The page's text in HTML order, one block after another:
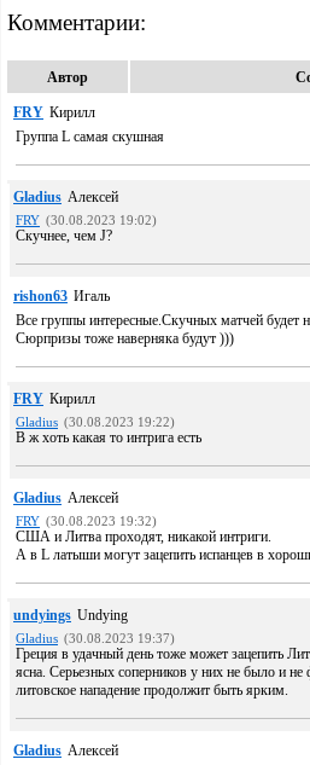
Комментарии:
Автор
FRY Кирилл
Группа L самая скушная
Gladius Алексей
FRY (30.08.2023 19:02)
Cкучнее, чем J?
rishon63 Игаль
Все группы интересные.Скучных матчей будет
Сюрпризы тоже наверняка будут )))
FRY Кирилл
Gladius (30.08.2023 19:22)
В ж хоть какая то интрига есть
Gladius Алексей
FRY (30.08.2023 19:32)
CША и Литва проходят, никакой интриги.
А в L латыши могут зацепить испанцев в
undyings Undying
Gladius (30.08.2023 19:37)
Греция в удачный день тоже может зацепить
ясна. Серьезных соперников у них не было и
литовское нападение продолжит быть ярким.
Gladius Алексей